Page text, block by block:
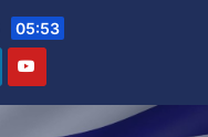
05:53